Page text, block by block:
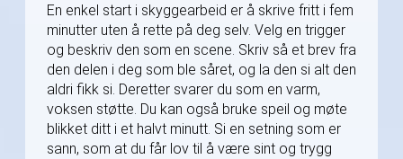
En enkel start i skyggearbeid er å skrive fritt i fem
minutter uten å rette på deg selv. Velg en trigger
og beskriv den som en scene. Skriv så et brev fra
den delen i deg som ble såret, og la den si alt den
aldri fikk si. Deretter svarer du som en varm,
voksen støtte. Du kan også bruke speil og møte
blikket ditt i et halvt minutt. Si en setning som er
sann, som at du får lov til å være sint og trygg